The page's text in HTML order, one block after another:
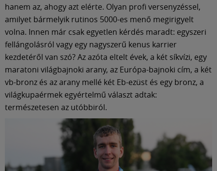
hanem az, ahogy azt elérte. Olyan profi versenyzéssel,
amilyet bármelyik rutinos 5000-es menő megirigyelt
volna. Innen már csak egyetlen kérdés maradt: egyszeri
fellángolásról vagy egy nagyszerű kenus karrier
kezdetéről van szó? Az azóta eltelt évek, a két síkvízi, egy
maratoni világbajnoki arany, az Európa-bajnoki cím, a két
vb-bronz és az arany mellé két Eb-ezüst és egy bronz, a
világkupaérmek egyértelmű választ adtak:
természetesen az utóbbiról.